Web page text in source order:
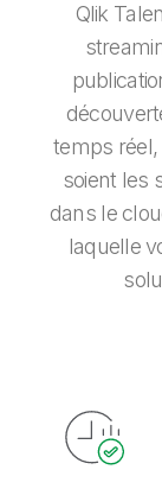
Qlik
temps
soient les
dans le
laquelle